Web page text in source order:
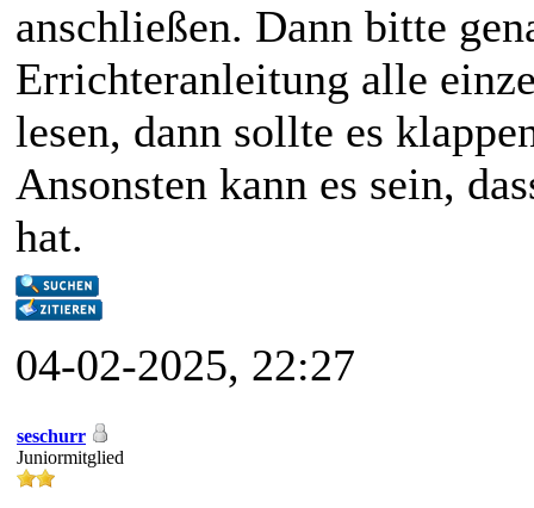
anschließen. Dann bitte
Errichteranleitung alle
lesen, dann sollte es
Ansonsten kann es sein,
hat.
04-02-2025, 22:27
seschurr
Juniormitglied